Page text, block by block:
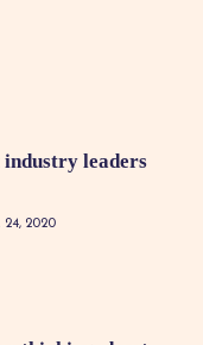
industry leaders
24, 2020